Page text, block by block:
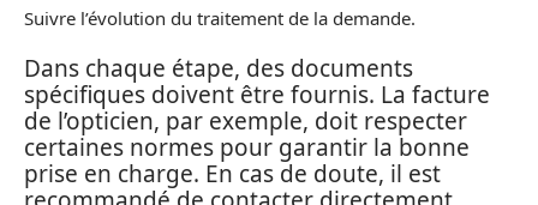
Suivre l’évolution du traitement de la demande.
Dans chaque étape, des documents
spécifiques doivent être fournis. La facture
de l’opticien, par exemple, doit respecter
certaines normes pour garantir la bonne
prise en charge. En cas de doute, il est